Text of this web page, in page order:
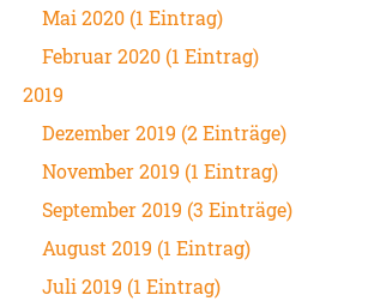
Mai 2020 (1 Eintrag)
Februar 2020 (1 Eintrag)
2019
Dezember 2019 (2 Einträge)
November 2019 (1 Eintrag)
September 2019 (3 Einträge)
August 2019 (1 Eintrag)
Juli 2019 (1 Eintrag)